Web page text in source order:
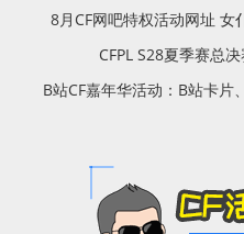
8月CF网吧特权活动网址
CFPL S28夏季赛总
B站CF嘉年华活动：B站卡